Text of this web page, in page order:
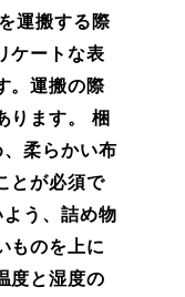
運搬する際
ケートな表
。運搬の際
ります。 梱
柔らかい布
とが必須で
う、詰め物
ものを上に
度と湿度の